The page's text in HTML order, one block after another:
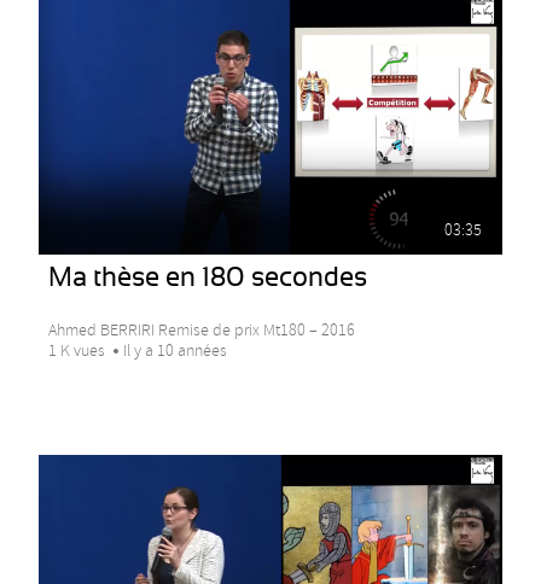
03:35
Ma thèse en 180 secondes
Ahmed BERRIRI Remise de prix Mt180 – 2016
1 K vues
Il y a 10 années